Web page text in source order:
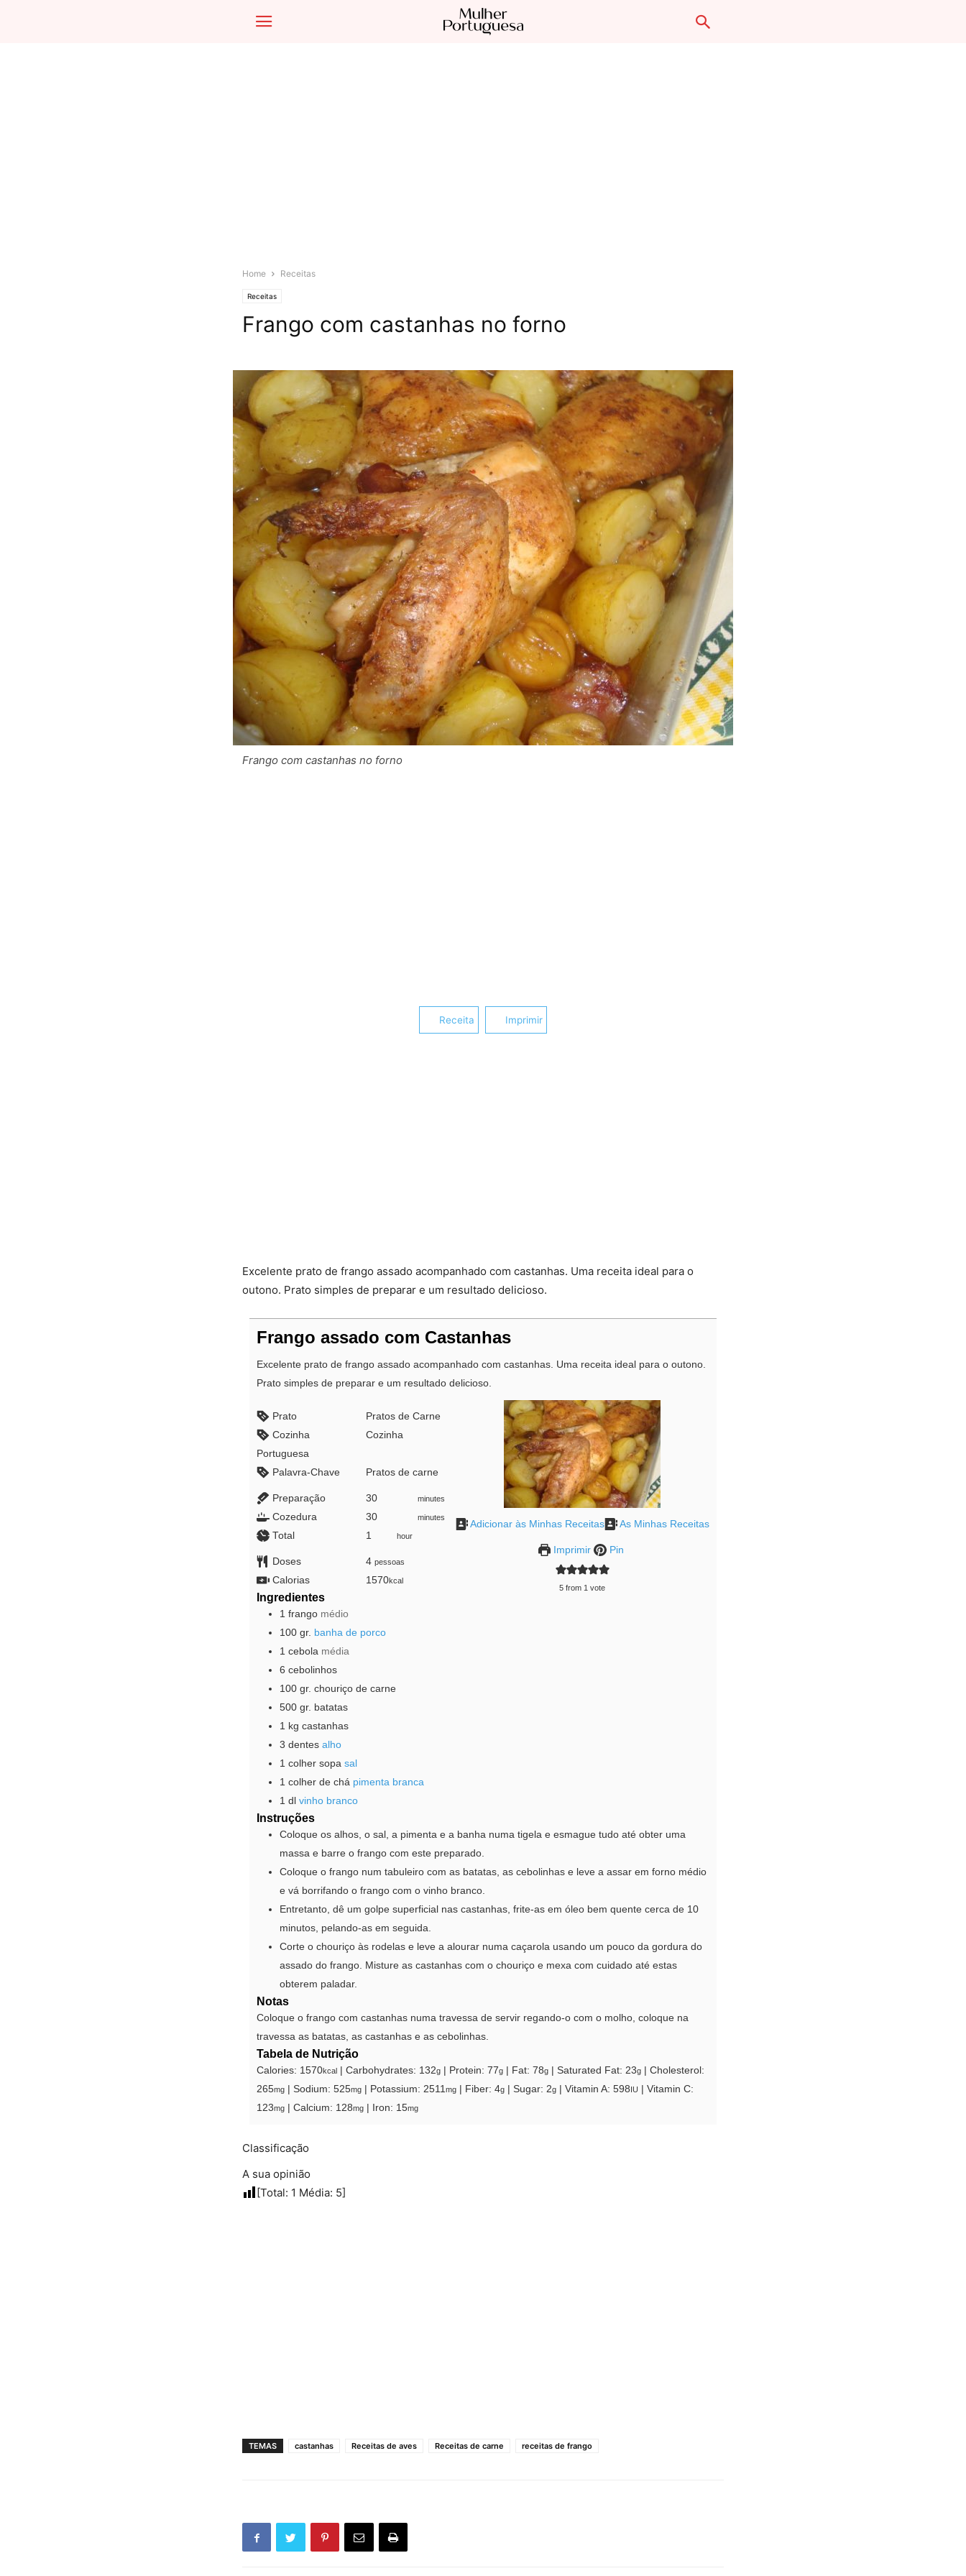
Home Receitas
Receitas
Frango com castanhas no forno
Frango com castanhas no forno
Receita Imprimir
Excelente prato de frango assado acompanhado com castanhas. Uma receita ideal para o
outono. Prato simples de preparar e um resultado delicioso.
Frango assado com Castanhas
Excelente prato de frango assado acompanhado com castanhas. Uma receita ideal para o outono.
Prato simples de preparar e um resultado delicioso.
Adicionar às Minhas Receitas As Minhas Receitas
Imprimir Pin
5 from 1 vote
Prato
Pratos de Carne
Cozinha
Cozinha
Portuguesa
Palavra-Chave
Pratos de carne
Preparação 30minutes minutes
Cozedura 30minutes minutes
Total 1hour hour
Doses 4 pessoas
Calorias 1570kcal
Ingredientes
1 frango médio
100 gr. banha de porco
1 cebola média
6 cebolinhos
100 gr. chouriço de carne
500 gr. batatas
1 kg castanhas
3 dentes alho
1 colher sopa sal
1 colher de chá pimenta branca
1 dl vinho branco
Instruções
Coloque os alhos, o sal, a pimenta e a banha numa tigela e esmague tudo até obter uma
massa e barre o frango com este preparado.
Coloque o frango num tabuleiro com as batatas, as cebolinhas e leve a assar em forno médio
e vá borrifando o frango com o vinho branco.
Entretanto, dê um golpe superficial nas castanhas, frite-as em óleo bem quente cerca de 10
minutos, pelando-as em seguida.
Corte o chouriço às rodelas e leve a alourar numa caçarola usando um pouco da gordura do
assado do frango. Misture as castanhas com o chouriço e mexa com cuidado até estas
obterem paladar.
Notas
Coloque o frango com castanhas numa travessa de servir regando-o com o molho, coloque na
travessa as batatas, as castanhas e as cebolinhas.
Tabela de Nutrição
Calories: 1570kcal Carbohydrates: 132g Protein: 77g Fat: 78g Saturated Fat: 23g
Cholesterol:
265mg Sodium: 525mg Potassium: 2511mg Fiber: 4g Sugar: 2g Vitamin A: 598IU
Vitamin C:
123mg Calcium: 128mg Iron: 15mg
Classificação
A sua opinião
[Total: 1 Média: 5]
TEMAS castanhas Receitas de aves Receitas de carne receitas de frango